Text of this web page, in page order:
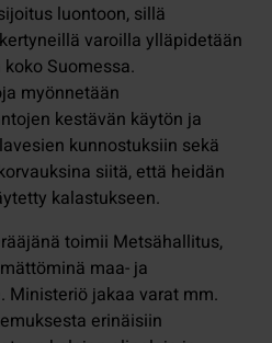
luontoon, sillä
varoilla ylläpidetään
Suomessa.
myönnetään
kestävän käytön ja
kunnostuksiin sekä
siitä, että heidän
kalastukseen.
toimii Metsähallitus,
maa- ja
jakaa varat mm.
erinäisiin